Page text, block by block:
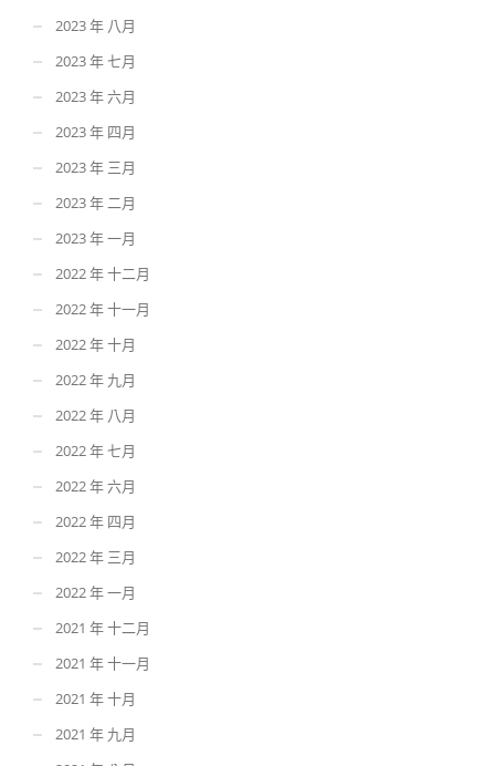
2023 年 八月
2023 年 七月
2023 年 六月
2023 年 四月
2023 年 三月
2023 年 二月
2023 年 一月
2022 年 十二月
2022 年 十一月
2022 年 十月
2022 年 九月
2022 年 八月
2022 年 七月
2022 年 六月
2022 年 四月
2022 年 三月
2022 年 一月
2021 年 十二月
2021 年 十一月
2021 年 十月
2021 年 九月